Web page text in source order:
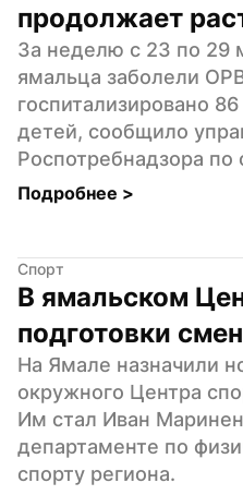
продолжает
За неделю с 23 по 29
ямальца заболели
госпитализировано
детей, сообщило
Роспотребнадзора по
Подробнее >
Спорт
В ямальском
подготовки
На Ямале назначили
окружного Центра
Им стал Иван
департаменте по
спорту региона.